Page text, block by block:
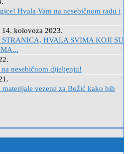
Hvala Vam na nesebičnom radu i
14. kolovoza 2023.
HVALA SVIMA KOJI SU
nesebičnom dijeljenju!
materijale vezene za Božić kako bih